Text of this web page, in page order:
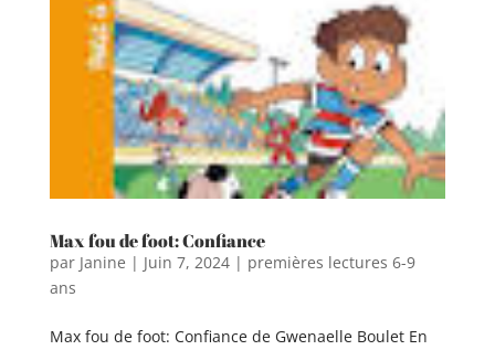
Max fou de foot: Confiance
par Janine | Juin 7, 2024| premières lectures 6-9
ans
Max fou de foot: Confiance de Gwenaelle Boulet En